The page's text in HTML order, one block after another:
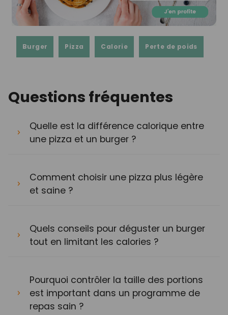
Burger Pizza Calorie Perte de poids
Questions fréquentes
Quelle est la différence calorique entre
une pizza et un burger ?
Comment choisir une pizza plus légère
et saine ?
Quels conseils pour déguster un burger
tout en limitant les calories ?
Pourquoi contrôler la taille des portions
est important dans un programme de
repas sain ?